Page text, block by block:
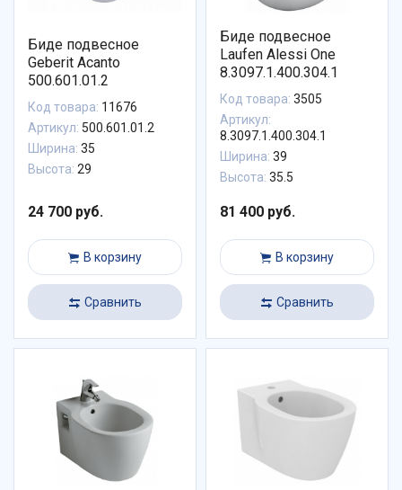
Биде подвесное
Geberit Acanto
500.601.01.2
Код товара: 11676
Артикул: 500.601.01.2
Ширина: 35
Высота: 29
24 700 руб.
В корзину
Сравнить
Биде подвесное
Laufen Alessi One
8.3097.1.400.304.1
Код товара: 3505
Артикул:
8.3097.1.400.304.1
Ширина: 39
Высота: 35.5
81 400 руб.
В корзину
Сравнить